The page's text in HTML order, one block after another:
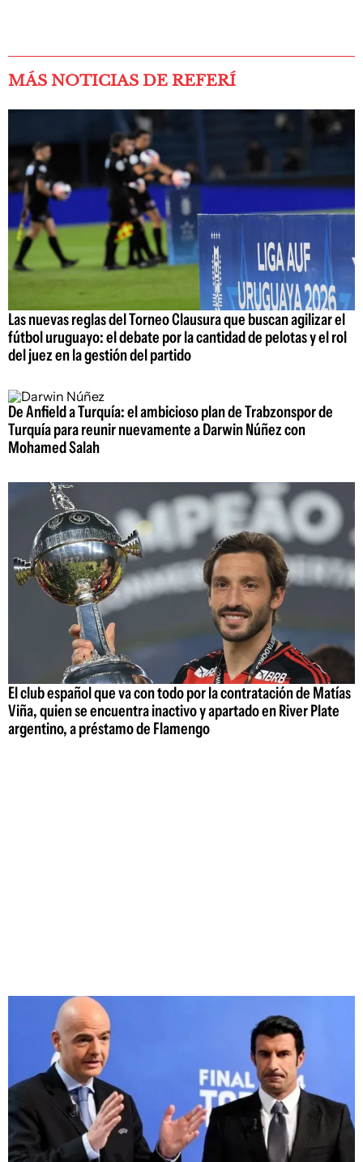
MÁS NOTICIAS DE REFERÍ
Las nuevas reglas del Torneo Clausura que buscan agilizar el
fútbol uruguayo: el debate por la cantidad de pelotas y el rol
del juez en la gestión del partido
De Anfield a Turquía: el ambicioso plan de Trabzonspor de
Turquía para reunir nuevamente a Darwin Núñez con
Mohamed Salah
El club español que va con todo por la contratación de Matías
Viña, quien se encuentra inactivo y apartado en River Plate
argentino, a préstamo de Flamengo